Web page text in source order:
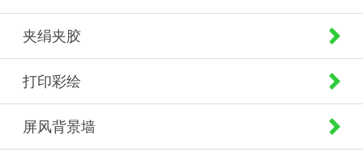
夹绢夹胶
打印彩绘
屏风背景墙